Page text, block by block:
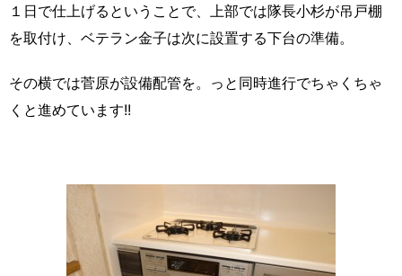
１日で仕上げるということで、上部では隊長小杉が吊戸棚
を取付け、ベテラン金子は次に設置する下台の準備。
その横では菅原が設備配管を。っと同時進行でちゃくちゃ
くと進めています!!